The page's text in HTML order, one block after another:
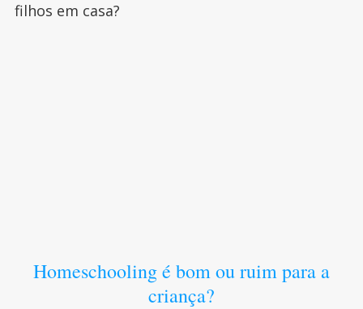
filhos em casa?
Homeschooling é bom ou ruim para a
criança?